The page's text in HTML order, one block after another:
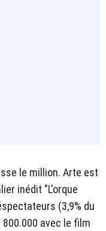
le million. Arte est
inédit "L'orque
(3,9% du
avec le film